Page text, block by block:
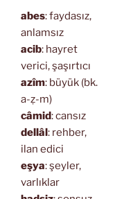
abes: faydasız,
anlamsız
acib: hayret
verici, şaşırtıcı
azîm: büyük (bk.
a-ẓ-m)
câmid: cansız
dellâl: rehber,
ilan edici
eşya: şeyler,
varlıklar